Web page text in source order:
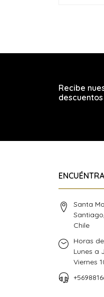
Recibe
Santa
Chile
Horas
Lunes a
Viernes